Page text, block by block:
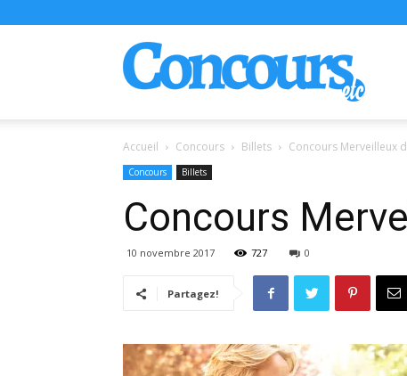
Accueil Concours Billets Concours Merveilleux
Concours Billets
Concours
10 novembre 2017 727 0
Partagez!